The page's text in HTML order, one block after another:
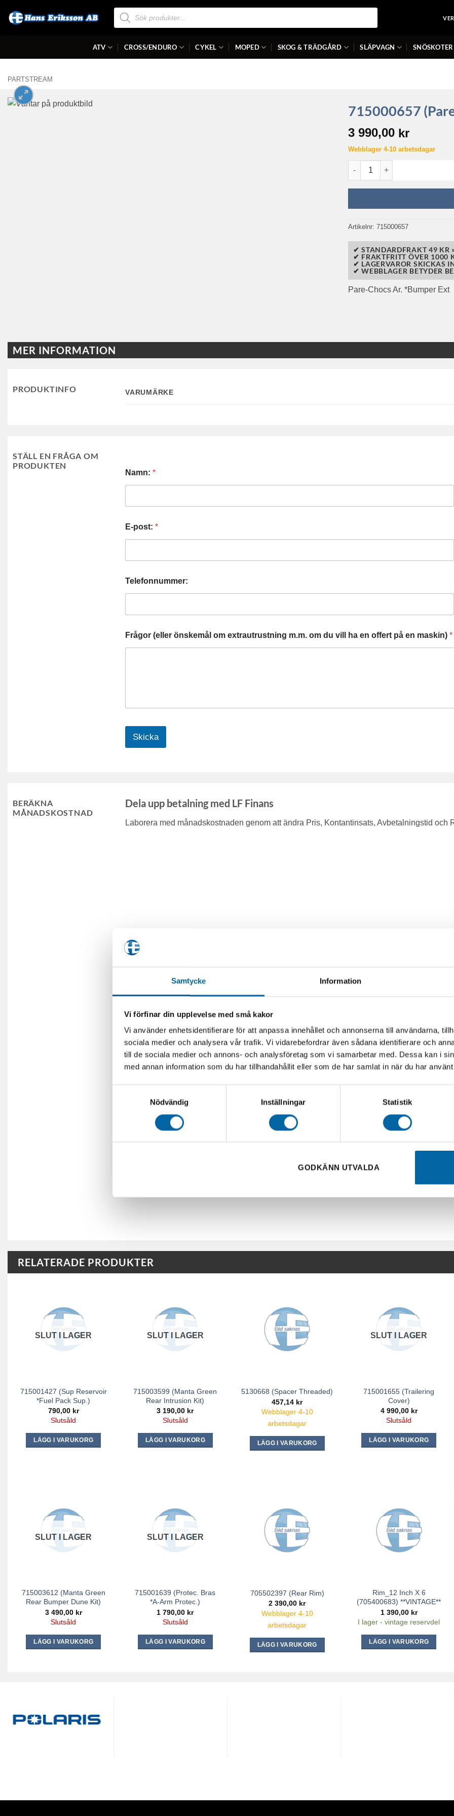
Samtycke Information
Vi förfinar din upplevelse med små kakor
Vi använder enhetsidentifierare för att anpassa innehållet och annonserna till användarna,
sociala medier och analysera vår trafik. Vi vidarebefordrar även sådana identifierare och
till de sociala medier och annons- och analysföretag som vi samarbetar med. Dessa kan i
med annan information som du har tillhandahållit eller som de har samlat in när du har
Nödvändig
Inställningar Statistik
GODKÄNN UTVALDA
Produktsökning
ATV CROSS/ENDURO CYKEL MOPED SKOG & TRÄDGÅRD SLÄPVAGN SNÖSKOTER
PARTSTREAM
715000657
3 990,00 kr
Webblager 4-10 arbetsdagar
715000657 (Pare-Chocs Ar.
Artikelnr: 715000657
✔ STANDARDFRAKT 49 KR »
✔ FRAKTFRITT ÖVER 1000
✔ LAGERVAROR SKICKAS
✔ WEBBLAGER BETYDER
Pare-Chocs Ar. *Bumper Ext
MER INFORMATION
PRODUKTINFO VARUMÄRKE
STÄLL EN FRÅGA OM
PRODUKTEN
Namn:*
E-post:*
Telefonnummer:
Frågor (eller önskemål om extrautrustning m.m. om du vill ha en offert på en maskin)*
Skicka
BERÄKNA
MÅNADSKOSTNAD
Dela upp betalning med LF Finans
Laborera med månadskostnaden genom att ändra Pris, Kontantinsats, Avbetalningstid och
RELATERADE PRODUKTER
SLUT I LAGER
715001427 (Sup Reservoir
*Fuel Pack Sup.)
790,00 kr
Slutsåld
LÄGG I VARUKORG
SLUT I LAGER
715003599 (Manta Green
Rear Intrusion Kit)
3 190,00 kr
Slutsåld
LÄGG I VARUKORG
5130668 (Spacer Threaded)
457,14 kr
Webblager 4-10
arbetsdagar
LÄGG I VARUKORG
SLUT I LAGER
715001655 (Trailering
Cover)
4 990,00 kr
Slutsåld
LÄGG I VARUKORG
SLUT I LAGER
715003612 (Manta Green
Rear Bumper Dune Kit)
3 490,00 kr
Slutsåld
LÄGG I VARUKORG
SLUT I LAGER
715001639 (Protec. Bras
*A-Arm Protec.)
1 790,00 kr
Slutsåld
LÄGG I VARUKORG
705502397 (Rear Rim)
2 390,00 kr
Webblager 4-10
arbetsdagar
LÄGG I VARUKORG
Rim_12 Inch X 6
(705400683) **VINTAGE**
1 390,00 kr
I lager - vintage reservdel
LÄGG I VARUKORG